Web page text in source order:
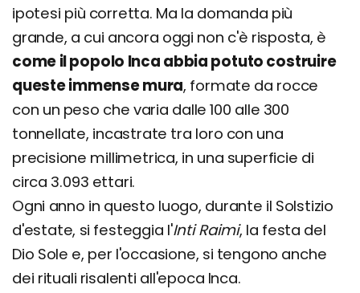
ipotesi più corretta. Ma la domanda più
grande, a cui ancora oggi non c'è risposta, è
come il popolo Inca abbia potuto costruire
queste immense mura, formate da rocce
con un peso che varia dalle 100 alle 300
tonnellate, incastrate tra loro con una
precisione millimetrica, in una superficie di
circa 3.093 ettari.
Ogni anno in questo luogo, durante il Solstizio
d'estate, si festeggia l'Inti Raimi, la festa del
Dio Sole e, per l'occasione, si tengono anche
dei rituali risalenti all'epoca Inca.